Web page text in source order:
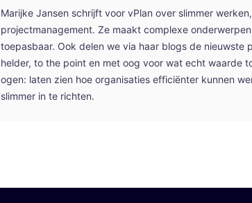
Marijke Jansen schrijft voor vPlan over slimmer
projectmanagement. Ze maakt complexe
toepasbaar. Ook delen we via haar blogs de nieuwste
helder, to the point en met oog voor wat echt waarde
ogen: laten zien hoe organisaties efficiënter kunnen
slimmer in te richten.